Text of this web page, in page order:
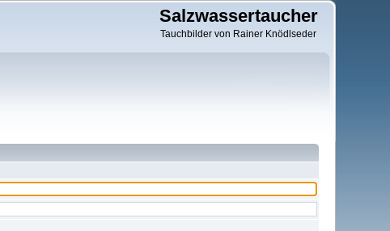
Salzwassertaucher
Tauchbilder von Rainer Knödlseder